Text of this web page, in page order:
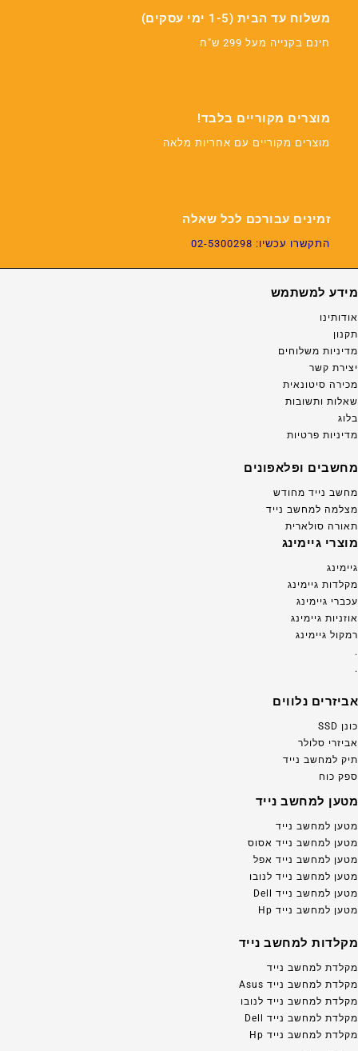
משלוח עד הבית (1-5 ימי עסקים)
חינם בקנייה מעל 299 ש"ח
מוצרים מקוריים בלבד!
מוצרים מקוריים עם אחריות מלאה
זמינים עבורכם לכל שאלה
התקשרו עכשיו: 02-5300298
מידע למשתמש
אודותינו
תקנון
מדיניות משלוחים
יצירת קשר
מכירה סיטונאית
שאלות ותשובות
בלוג
מדיניות פרטיות
מחשבים ופלאפונים
מחשב נייד מחודש
מצלמה למחשב נייד
תאורה סולארית
מוצרי גיימינג
גיימינג
מקלדות גיימינג
עכברי גיימינג
אוזניות גיימינג
רמקול גיימינג
.
.
אביזרים נלווים
כונן SSD
אביזרי סלולר
תיק למחשב נייד
ספק כוח
מטען למחשב נייד
מטען למחשב נייד
מטען למחשב נייד אסוס
מטען למחשב נייד אפל
מטען למחשב נייד לנובו
מטען למחשב נייד Dell
מטען למחשב נייד Hp
מקלדות למחשב נייד
מקלדת למחשב נייד
מקלדת למחשב נייד Asus
מקלדת למחשב נייד לנובו
מקלדת למחשב נייד Dell
מקלדת למחשב נייד Hp